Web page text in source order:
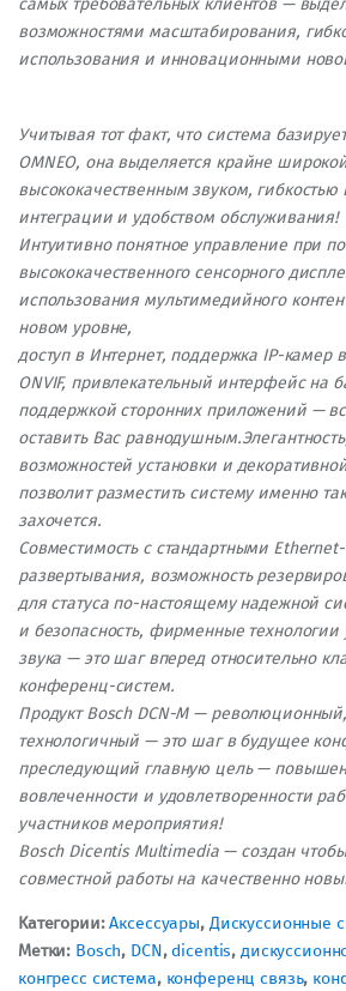
самых требовательных клиентов —
возможностями масштабирования,
использования и инновационными
Учитывая тот факт, что система
OMNEO, она выделяется крайне
высококачественным звуком, гибкостью
интеграции и удобством обслуживания!
Интуитивно понятное управление при
высококачественного сенсорного
использования мультимедийного
новом уровне,
доступ в Интернет, поддержка IP-камер
ONVIF, привлекательный интерфейс на
поддержкой сторонних приложений —
оставить Вас
возможностей установки и
позволит разместить систему именно
захочется.
Совместимость с стандартными
развертывания, возможность
для статуса по-настоящему надежной
и безопасность, фирменные технологии
звука — это шаг вперед относительно
конференц-систем.
Продукт Bosch DCN-M —
технологичный — это шаг в будущее
преследующий главную цель —
вовлеченности и удовлетворенности
участников мероприятия!
Bosch Dicentis Multimedia — создан
совместной работы на качественно
Категории:Аксессуары, Дискуссионные
Метки: Bosch, DCN,dicentis,
конгресс система, конференц связь,